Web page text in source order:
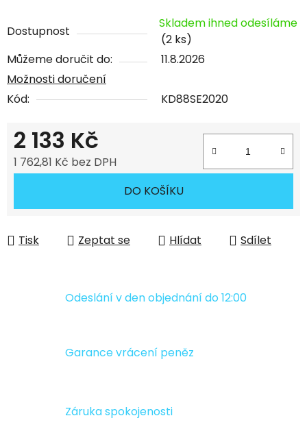
Dostupnost
Skladem ihned odesíláme
(2 ks)
Můžeme doručit do:
11.8.2026
Možnosti doručení
Kód:
KD88SE2020
2 133 Kč
1 762,81 Kč bez DPH
DO KOŠÍKU
Tisk Zeptat se Hlídat Sdílet
Odeslání v den objednání do 12:00
Garance vrácení peněz
Záruka spokojenosti